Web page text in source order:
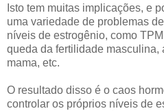
Isto tem muitas implicações, e
uma variedade de problemas
níveis de estrogênio, como
queda da fertilidade masculina,
mama, etc.
O resultado disso é o caos
controlar os próprios níveis de